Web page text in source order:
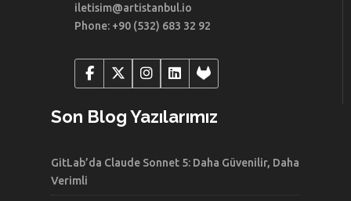
iletisim@artistanbul.io
Phone: +90 (532) 683 32 92
Son Blog Yazılarımız
GitLab’da Claude Sonnet 5: Daha Güvenilir, Daha
Verimli